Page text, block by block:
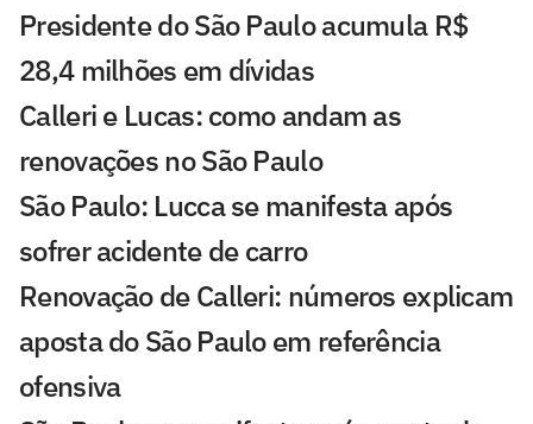
Presidente do São Paulo acumula R$
28,4 milhões em dívidas
Calleri e Lucas: como andam as
renovações no São Paulo
São Paulo: Lucca se manifesta após
sofrer acidente de carro
Renovação de Calleri: números explicam
aposta do São Paulo em referência
ofensiva